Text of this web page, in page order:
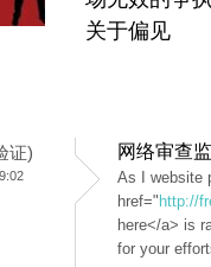
关于偏见
证) 网络审查
As I website
href=" http://
here</a> is
for your